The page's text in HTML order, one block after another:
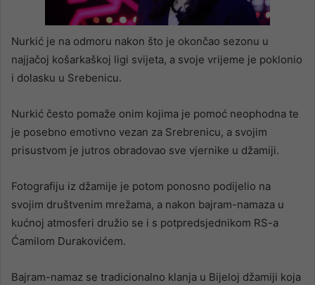
Nurkić je na odmoru nakon što je okončao sezonu u
najjačoj košarkaškoj ligi svijeta, a svoje vrijeme je poklonio
i dolasku u Srebenicu.
Nurkić često pomaže onim kojima je pomoć neophodna te
je posebno emotivno vezan za Srebrenicu, a svojim
prisustvom je jutros obradovao sve vjernike u džamiji.
Fotografiju iz džamije je potom ponosno podijelio na
svojim društvenim mrežama, a nakon bajram-namaza u
kućnoj atmosferi družio se i s potpredsjednikom RS-a
Ćamilom Durakovićem.
Bajram-namaz se tradicionalno klanja u Bijeloj džamiji koja